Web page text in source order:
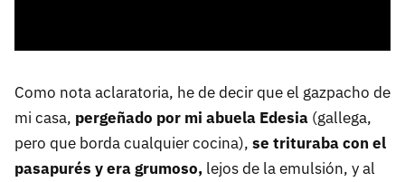
Como nota aclaratoria, he de decir que el gazpacho de
mi casa, pergeñado por mi abuela Edesia (gallega,
pero que borda cualquier cocina), se trituraba con el
pasapurés y era grumoso, lejos de la emulsión, y al